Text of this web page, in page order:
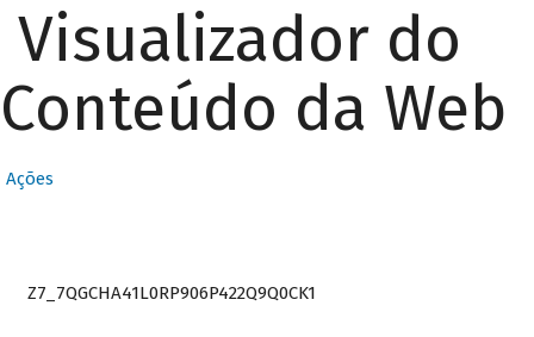
Visualizador do
Conteúdo da Web
Ações
Z7_7QGCHA41L0RP906P422Q9Q0CK1